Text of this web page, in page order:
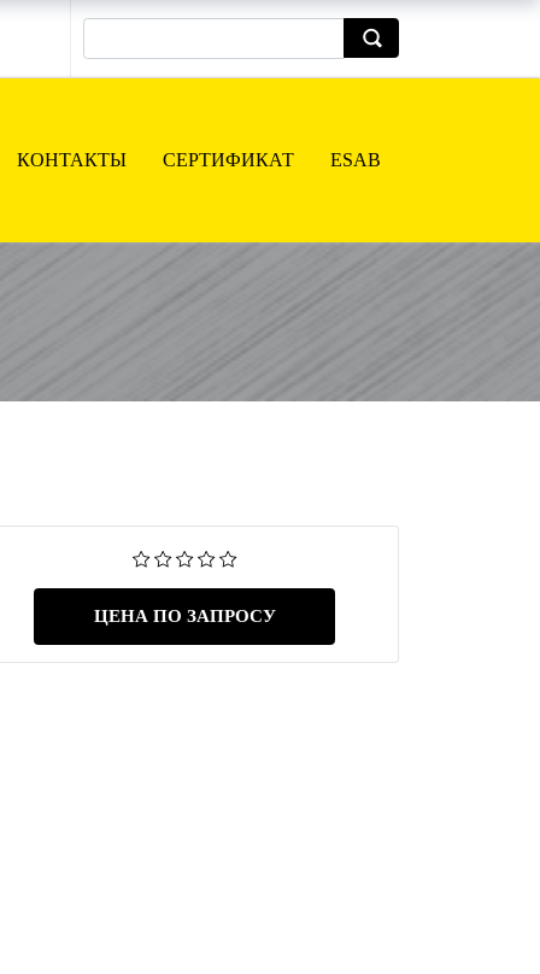
КОНТАКТЫ СЕРТИФИКАТ ESAB
ЦЕНА ПО ЗАПРОСУ